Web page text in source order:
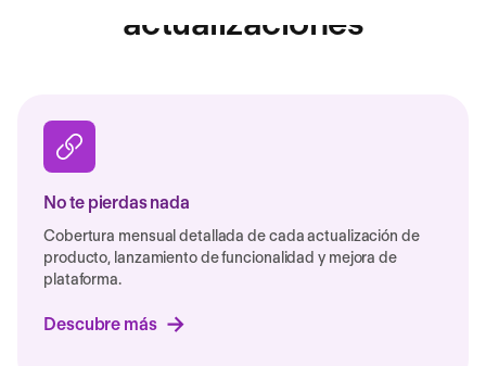
actualizaciones
No te pierdas nada
Cobertura mensual detallada de cada actualización de
producto, lanzamiento de funcionalidad y mejora de
plataforma.
Descubre más